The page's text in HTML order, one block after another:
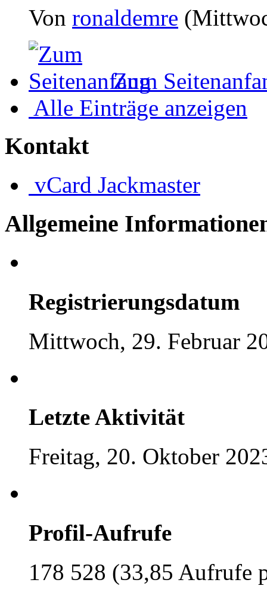
Von ronaldemre
Zum
Alle Einträge anzeigen
Kontakt
vCard Jackmaster
Allgemeine
Registrierungsdatum
Mittwoch, 29. Februar
Letzte Aktivität
Freitag, 20. Oktober
Profil-Aufrufe
178 528 (33,85 Aufrufe